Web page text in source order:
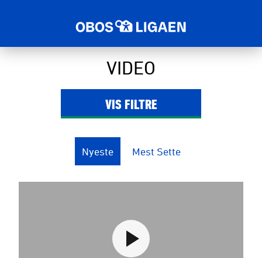
VIDEO
Nyeste Mest Sette
VISFILTRE